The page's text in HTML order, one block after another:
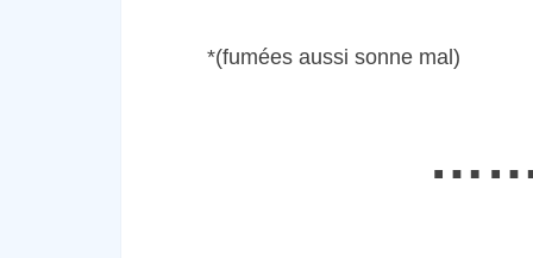
*(fumées aussi sonne mal)